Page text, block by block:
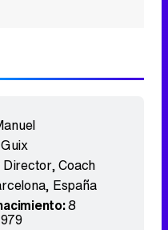
Guix
Director, Coach
, España
8